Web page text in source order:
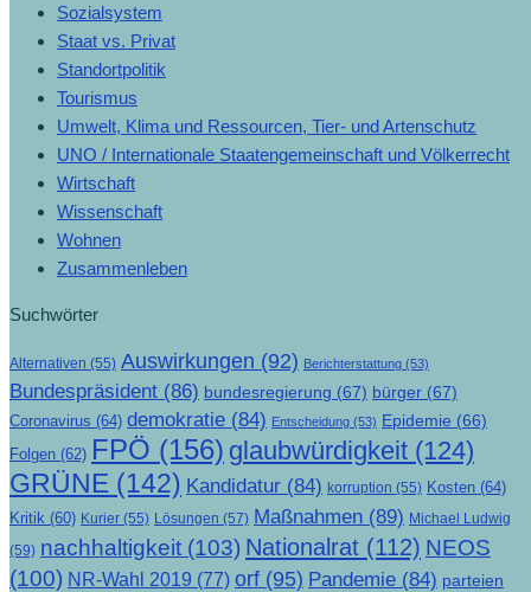
Sozialsystem
Staat vs. Privat
Standortpolitik
Tourismus
Umwelt, Klima und Ressourcen, Tier- und Artenschutz
UNO / Internationale Staatengemeinschaft und Völkerrecht
Wirtschaft
Wissenschaft
Wohnen
Zusammenleben
Suchwörter
Alternativen (55) Auswirkungen (92) Berichterstattung (53)
Bundespräsident (86) bundesregierung (67) bürger (67)
Coronavirus (64) demokratie (84) Entscheidung (53) Epidemie (66)
Folgen (62) FPÖ (156) glaubwürdigkeit (124)
GRÜNE (142) Kandidatur (84) korruption (55) Kosten (64)
Kritik (60) Kurier (55) Lösungen (57) Maßnahmen (89) Michael Ludwig
(59) nachhaltigkeit (103) Nationalrat (112) NEOS
(100) NR-Wahl 2019 (77) orf (95) Pandemie (84) parteien